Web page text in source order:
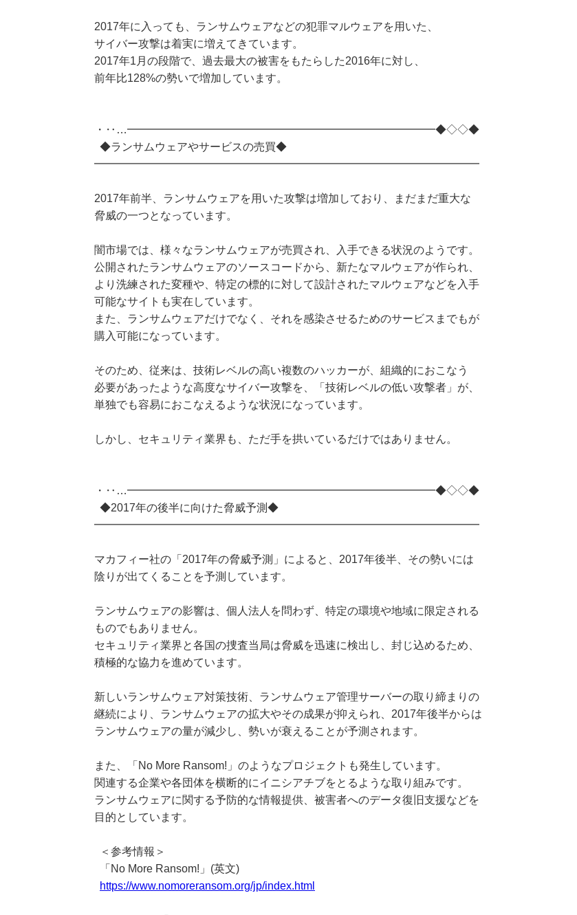
2017年に入っても、ランサムウェアなどの犯罪マルウェアを用いた、
サイバー攻撃は着実に増えてきています。
2017年1月の段階で、過去最大の被害をもたらした2016年に対し、
前年比128%の勢いで増加しています。
・‥…━━━━━━━━━━━━━━━━━━━━━━━━━━━━◆◇◇◆
◆ランサムウェアやサービスの売買◆
━━━━━━━━━━━━━━━━━━━━━━━━━━━━━━━━━━━
2017年前半、ランサムウェアを用いた攻撃は増加しており、まだまだ重大な
脅威の一つとなっています。
闇市場では、様々なランサムウェアが売買され、入手できる状況のようです。
公開されたランサムウェアのソースコードから、新たなマルウェアが作られ、
より洗練された変種や、特定の標的に対して設計されたマルウェアなどを入手
可能なサイトも実在しています。
また、ランサムウェアだけでなく、それを感染させるためのサービスまでもが
購入可能になっています。
そのため、従来は、技術レベルの高い複数のハッカーが、組織的におこなう
必要があったような高度なサイバー攻撃を、「技術レベルの低い攻撃者」が、
単独でも容易におこなえるような状況になっています。
しかし、セキュリティ業界も、ただ手を拱いているだけではありません。
・‥…━━━━━━━━━━━━━━━━━━━━━━━━━━━━◆◇◇◆
◆2017年の後半に向けた脅威予測◆
━━━━━━━━━━━━━━━━━━━━━━━━━━━━━━━━━━━
マカフィー社の「2017年の脅威予測」によると、2017年後半、その勢いには
陰りが出てくることを予測しています。
ランサムウェアの影響は、個人法人を問わず、特定の環境や地域に限定される
ものでもありません。
セキュリティ業界と各国の捜査当局は脅威を迅速に検出し、封じ込めるため、
積極的な協力を進めています。
新しいランサムウェア対策技術、ランサムウェア管理サーバーの取り締まりの
継続により、ランサムウェアの拡大やその成果が抑えられ、2017年後半からは
ランサムウェアの量が減少し、勢いが衰えることが予測されます。
また、「No More Ransom!」のようなプロジェクトも発生しています。
関連する企業や各団体を横断的にイニシアチブをとるような取り組みです。
ランサムウェアに関する予防的な情報提供、被害者へのデータ復旧支援などを
目的としています。
＜参考情報＞
「No More Ransom!」(英文)
https://www.nomoreransom.org/jp/index.html